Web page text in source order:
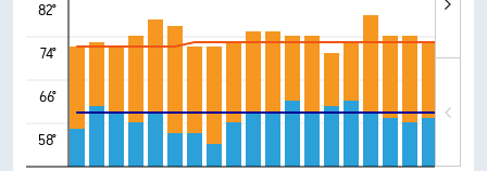
82°
74°
66°
58°